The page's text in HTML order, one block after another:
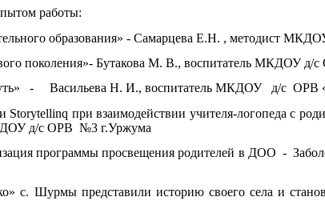
работы:
образования» - Самарцева Е.Н. , методист
поколения»- Бутакова М. В., воспитатель МКДОУ
- Васильева Н. И., воспитатель МКДОУ д/с
Storytellinq при взаимодействии учителя-логопеда с
д/с ОРВ №3 г.Уржума
программы просвещения родителей в ДОО -
Шурмы представили историю своего села и